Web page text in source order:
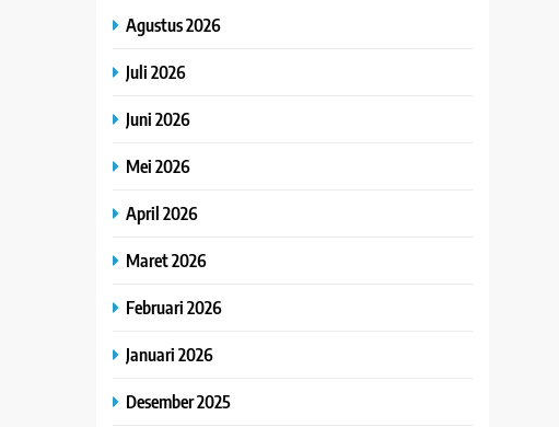
Agustus 2026
Juli 2026
Juni 2026
Mei 2026
April 2026
Maret 2026
Februari 2026
Januari 2026
Desember 2025